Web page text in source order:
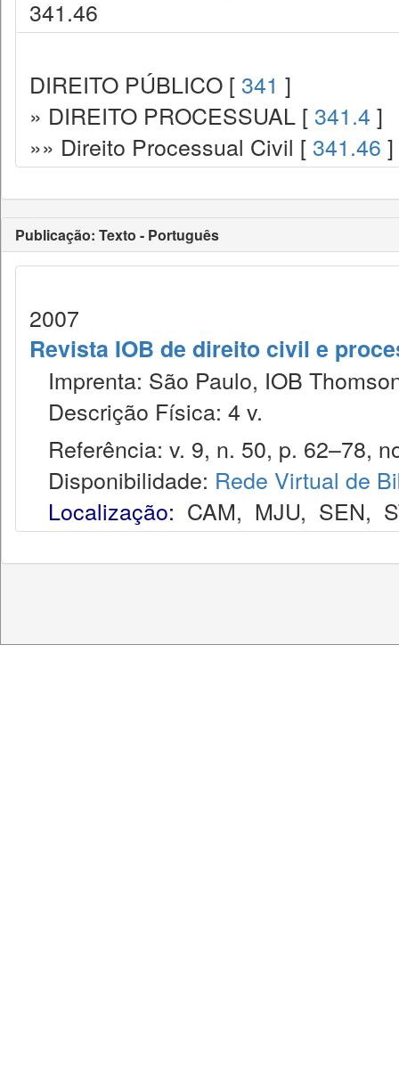
341.46
DIREITO PÚBLICO [ 341 ]
» DIREITO PROCESSUAL [ 341.4 ]
»» Direito Processual Civil [ 341.46 ]
Publicação: Texto - Português
2007
Revista IOB de direito civil e
Imprenta: São Paulo, IOB
Descrição Física: 4 v.
Referência: v. 9, n. 50, p. 62–78,
Disponibilidade: Rede Virtual de
Localização: CAM, MJU, SEN,